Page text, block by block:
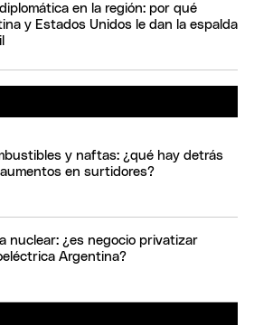
en la región: por qué
y Estados Unidos le dan la espalda
y naftas: ¿qué hay detrás
en surtidores?
nuclear: ¿es negocio privatizar
Argentina?